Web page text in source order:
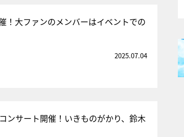
！大ファンのメンバーはイベントでの
2025.07.04
ンサート開催！いきものがかり、鈴木